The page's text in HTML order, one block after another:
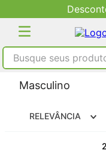
Busque seus produtos
TERMOS MAIS
º
tenis feminino
Masculino
RELEVÂNCIA